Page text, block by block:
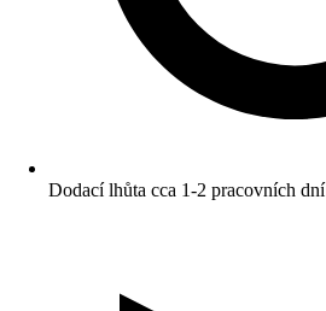
Dodací lhůta cca 1-2 pracovních dní